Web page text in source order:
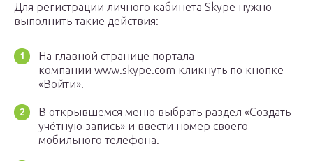
Для регистрации личного кабинета Skype нужно
выполнить такие действия:
На главной странице портала
компании www.skype.com кликнуть по кнопке
«Войти».
В открывшемся меню выбрать раздел «Создать
учётную запись» и ввести номер своего
мобильного телефона.